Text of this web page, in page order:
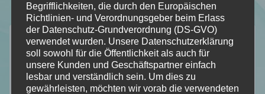
12 für 2026
Velvet Falls
Begrifflichkeiten, die durch den Europäischen
Richtlinien- und Verordnungsgeber beim Erlass
der Datenschutz-Grundverordnung (DS-GVO)
verwendet wurden. Unsere Datenschutzerklärung
soll sowohl für die Öffentlichkeit als auch für
unsere Kunden und Geschäftspartner einfach
lesbar und verständlich sein. Um dies zu
gewährleisten, möchten wir vorab die verwendeten